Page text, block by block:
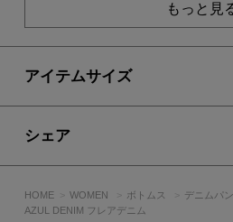
■スタイリング
ボリュームトップスともバランス良
■生地
縦糸はロープ染色で濃色に染められ
リーな穿き心地を体感出来きます。
AZULオリジナル素材を使用していま
もっと見
アイテムサイズ
シェア
HOME WOMEN ボトムス
デニムパ
AZUL DENIM フレアデニム